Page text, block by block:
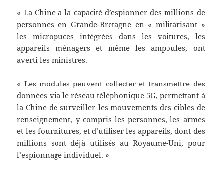
« La Chine a la capacité d’espionner des millions de
personnes en Grande-Bretagne en « militarisant »
les micropuces intégrées dans les voitures, les
appareils ménagers et même les ampoules, ont
averti les ministres.
« Les modules peuvent collecter et transmettre des
données via le réseau téléphonique 5G, permettant à
la Chine de surveiller les mouvements des cibles de
renseignement, y compris les personnes, les armes
et les fournitures, et d’utiliser les appareils, dont des
millions sont déjà utilisés au Royaume-Uni, pour
l’espionnage individuel. »